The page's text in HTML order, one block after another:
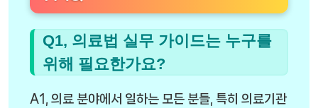
Q1, 의료법 실무 가이드는 누구를
위해 필요한가요?
A1, 의료 분야에서 일하는 모든 분들, 특히 의료기관